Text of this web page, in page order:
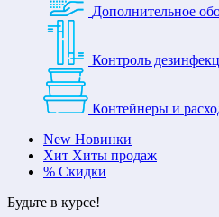
Дополнительное
Контроль
Контейнеры и
New Новинки
Хит Хиты продаж
% Скидки
Будьте в курсе!